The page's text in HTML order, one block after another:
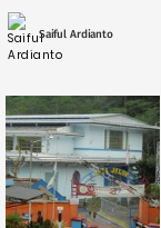
Pembangkit Listrik
Saiful Ardianto